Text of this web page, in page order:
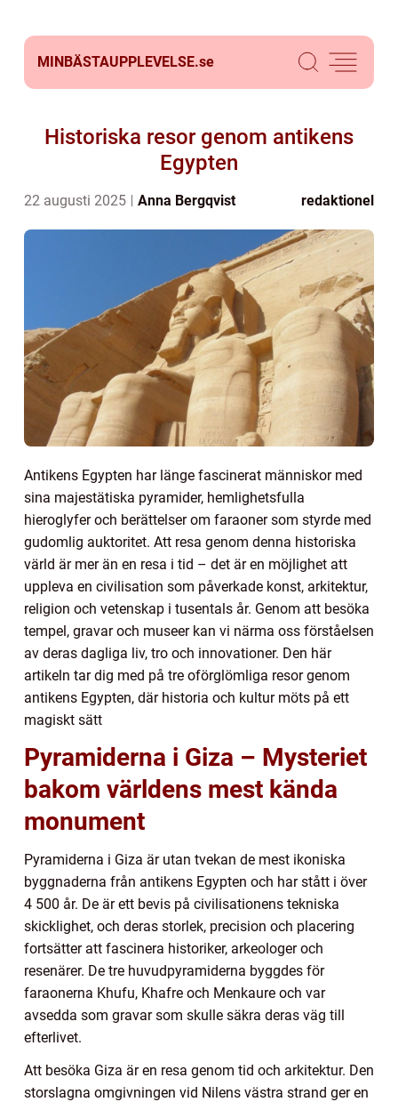
MINBÄSTAUPPLEVELSE.se
Historiska resor genom antikens
Egypten
22 augusti 2025 Anna Bergqvist redaktionel
Antikens Egypten har länge fascinerat människor med
sina majestätiska pyramider, hemlighetsfulla
hieroglyfer och berättelser om faraoner som styrde med
gudomlig auktoritet. Att resa genom denna historiska
värld är mer än en resa i tid – det är en möjlighet att
uppleva en civilisation som påverkade konst, arkitektur,
religion och vetenskap i tusentals år. Genom att besöka
tempel, gravar och museer kan vi närma oss förståelsen
av deras dagliga liv, tro och innovationer. Den här
artikeln tar dig med på tre oförglömliga resor genom
antikens Egypten, där historia och kultur möts på ett
magiskt sätt
Pyramiderna i Giza – Mysteriet
bakom världens mest kända
monument
Pyramiderna i Giza är utan tvekan de mest ikoniska
byggnaderna från antikens Egypten och har stått i över
4 500 år. De är ett bevis på civilisationens tekniska
skicklighet, och deras storlek, precision och placering
fortsätter att fascinera historiker, arkeologer och
resenärer. De tre huvudpyramiderna byggdes för
faraonerna Khufu, Khafre och Menkaure och var
avsedda som gravar som skulle säkra deras väg till
efterlivet.
Att besöka Giza är en resa genom tid och arkitektur. Den
storslagna omgivningen vid Nilens västra strand ger en